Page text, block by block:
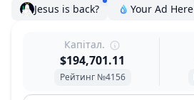
Jesus is back? Your Ad Here
Капітал.
$194,701.11
Рейтинг №4156